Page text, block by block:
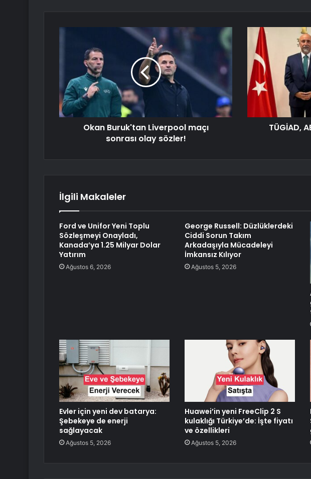
Okan Buruk'tan Liverpool maçı
sonrası olay sözler!
TÜGİAD,
İlgili Makaleler
Ford ve Unifor Yeni Toplu
Sözleşmeyi Onayladı,
Kanada’ya 1.25 Milyar Dolar
Yatırım
Ağustos 6, 2026
George Russell: Düzlüklerdeki
Ciddi Sorun Takım
Arkadaşıyla Mücadeleyi
İmkansız Kılıyor
Ağustos 5, 2026
Evler için yeni dev batarya:
Şebekeye de enerji
sağlayacak
Ağustos 5, 2026
Huawei’in yeni FreeClip 2 S
kulaklığı Türkiye’de: İşte fiyatı
ve özellikleri
Ağustos 5, 2026